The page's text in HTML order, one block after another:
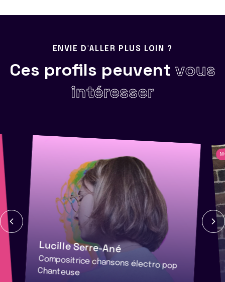
ENVIE D'ALLER PLUS LOIN ?
Ces profils peuvent vous
intéresser
Lucille Serre-Ané
Compositrice chansons électro pop
Chanteuse